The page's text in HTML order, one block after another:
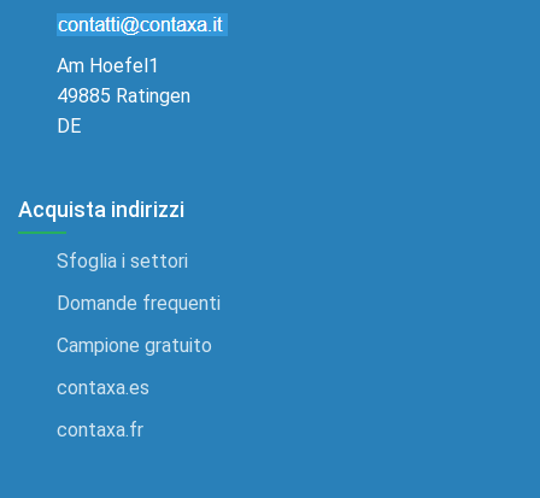
Am Hoefel1
49885 Ratingen
DE
Acquista indirizzi
Sfoglia i settori
Domande frequenti
Campione gratuito
contaxa.es
contaxa.fr